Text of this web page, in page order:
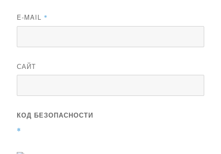
E-MAIL *
САЙТ
КОД БЕЗОПАСНОСТИ
*